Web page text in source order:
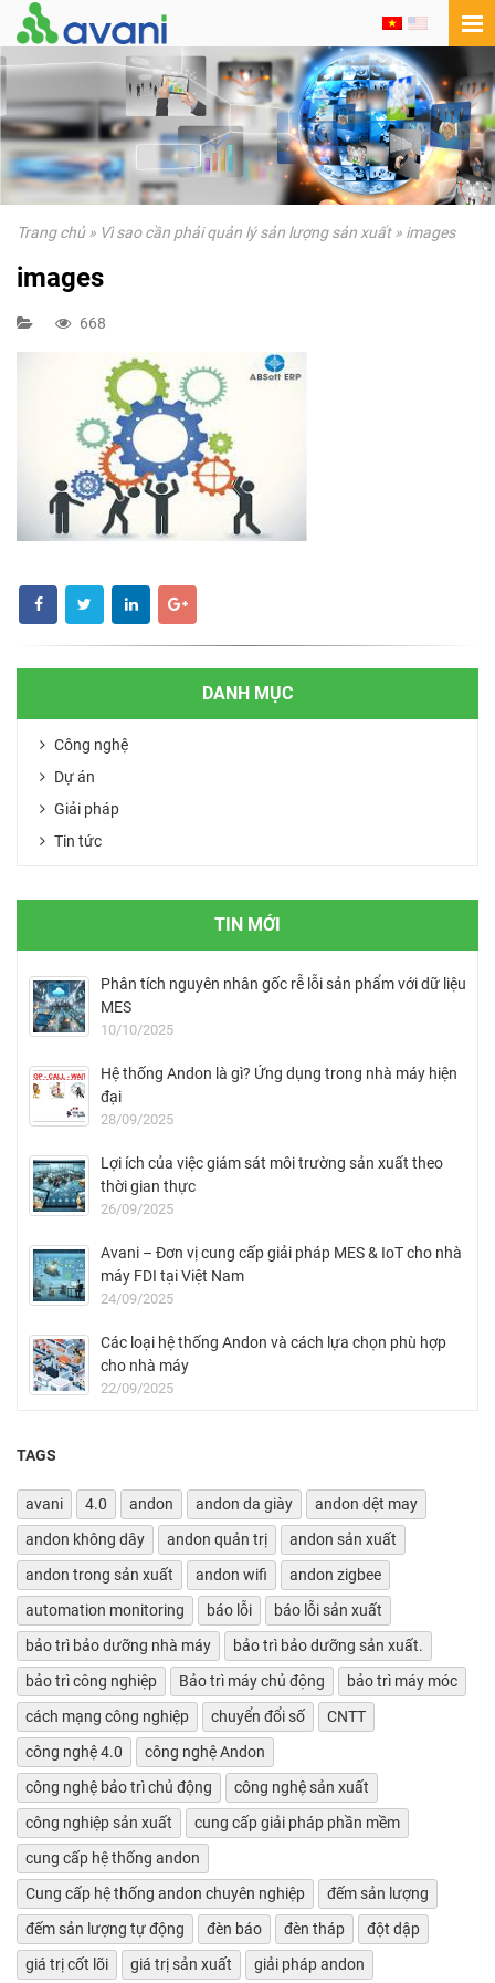
Trang chủ» Vì sao cần phải quản lý sản lượng sản xuất» images
images
668
DANH MỤC
Công nghệ
Dự án
Giải pháp
Tin tức
TIN MỚI
Phân tích nguyên nhân gốc rễ lỗi sản phẩm với dữ liệu
MES
10/10/2025
Hệ thống Andon là gì? Ứng dụng trong nhà máy hiện
đại
28/09/2025
Lợi ích của việc giám sát môi trường sản xuất theo
thời gian thực
26/09/2025
Avani – Đơn vị cung cấp giải pháp MES & IoT cho nhà
máy FDI tại Việt Nam
24/09/2025
Các loại hệ thống Andon và cách lựa chọn phù hợp
cho nhà máy
22/09/2025
TAGS
avani 4.0 andon andon da giày
andon dệt may
andon không dây
andon quản trị
andon sản xuất
andon trong sản xuất
andon wifi
andon zigbee
automation monitoring
báo lỗi
báo lỗi sản xuất
bảo trì bảo dưỡng nhà máy
bảo trì bảo dưỡng sản xuất.
bảo trì công nghiệp
Bảo trì máy chủ động
bảo trì máy móc
cách mạng công nghiệp
chuyển đổi số
CNTT
công nghệ 4.0
công nghệ Andon
công nghệ bảo trì chủ động
công nghệ sản xuất
công nghiệp sản xuất
cung cấp giải pháp phần mềm
cung cấp hệ thống andon
Cung cấp hệ thống andon chuyên nghiệp
đếm sản lượng
đếm sản lượng tự động
đèn báo đèn tháp
đột dập
giá trị cốt lõi
giá trị sản xuất
giải pháp andon